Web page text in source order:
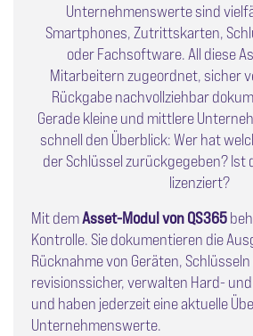
Unternehmenswerte sind
Smartphones, Zutrittskarten,
oder Fachsoftware. All diese
Mitarbeitern zugeordnet, sicher
Rückgabe nachvollziehbar
Gerade kleine und mittlere
schnell den Überblick: Wer hat
der Schlüssel zurückgegeben? Ist
lizenziert?
Mit demAsset-Modul von QS365
Kontrolle. Sie dokumentieren die
Rücknahme von Geräten,
revisionssicher, verwalten Hard-
und haben jederzeit eine aktuelle
Unternehmenswerte.